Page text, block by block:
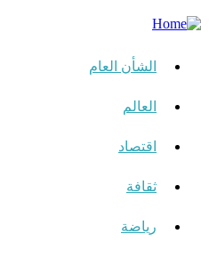
الشأن العام
العالم
اقتصاد
ثقافة
رياضة